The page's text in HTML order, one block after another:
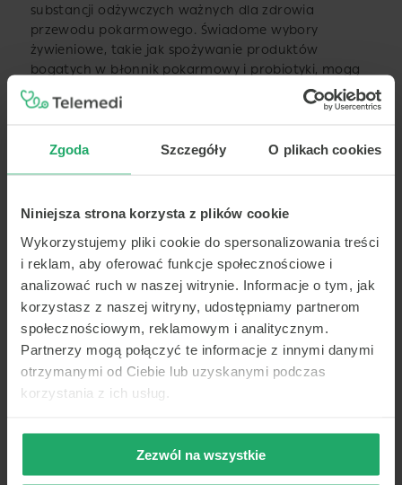
Zgoda Szczegóły O plikach cookies
Niniejsza strona korzysta z plików cookie
Wykorzystujemy pliki cookie do spersonalizowania treści
i reklam, aby oferować funkcje społecznościowe i
analizować ruch w naszej witrynie. Informacje o tym, jak
korzystasz z naszej witryny, udostępniamy partnerom
społecznościowym, reklamowym i analitycznym.
Partnerzy mogą połączyć te informacje z innymi danymi
otrzymanymi od Ciebie lub uzyskanymi podczas
korzystania z ich usług.
Zezwól na wszystkie
substancji odżywczych ważnych dla zdrowia
przewodu pokarmowego. Świadome wybory
żywieniowe, takie jak spożywanie produktów
bogatych w błonnik pokarmowy i probiotyki, mogą
pomóc w poprawie mikrobiomu jelitowego.
Zrozumienie Związku Między Dietą
a Mikrobiomem: Co Powinieneś Wiedzieć
Wzajemny związek między dietą a mikrobiomem jest
o właściwe nawyki żywieniowe, możemy wspierać
zdrowie przewodu pokarmowego oraz utrzymać
korzystną równowagę mikrobiomu. Dieta
wysokotłuszczowa i uboga w błonnik pokarmowy
może prowadzić do zaburzeń w składzie mikrobioty
jelitowej, co z kolei może predysponować organizm
do rozwoju chorób metabolicznych.
Zbilansowana Dieta, Zdrowy Mikrobiom:
Droga do Dobrego Samopoczucia